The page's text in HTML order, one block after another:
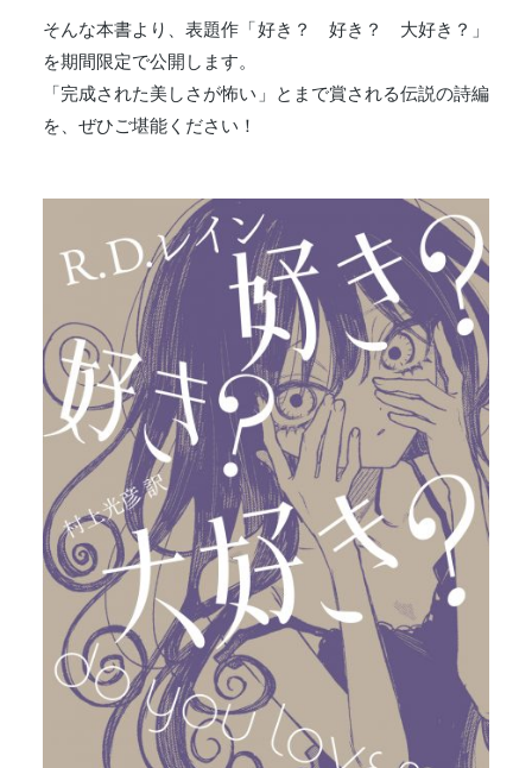
そんな本書より、表題作「好き？ 好き？ 大好き？」
を期間限定で公開します。
「完成された美しさが怖い」とまで賞される伝説の詩編
を、ぜひご堪能ください！